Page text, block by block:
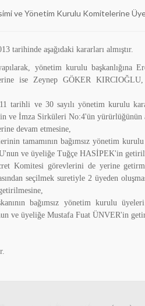
ve Yönetim Kurulu Komitelerine
tarihinde aşağıdaki kararları almıştır.
yönetim kurulu başkanlığına
ise Zeynep GÖKER
tarihli ve 30 sayılı yönetim kurulu
ve İmza Sirküleri No:4'ün yürürlüğünün
devam etmesine,
tamamının bağımsız yönetim
ve üyeliğe Tuğçe HASİPEK'in
Komitesi görevlerini de yerine
seçilmek suretiyle 2 üyeden
bağımsız yönetim kurulu
ve üyeliğe Mustafa Fuat ÜNVER'in